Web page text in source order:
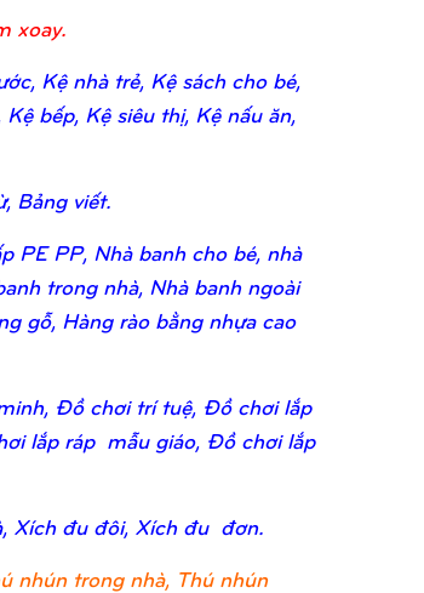
xoay.
Kệ nhà trẻ, Kệ sách cho bé,
bếp, Kệ siêu thị, Kệ nấu ăn,
Bảng viết.
PE PP, Nhà banh cho bé, nhà
trong nhà, Nhà banh ngoài
gỗ, Hàng rào bằng nhựa cao
Đồ chơi trí tuệ, Đồ chơi lắp
lắp ráp mẫu giáo, Đồ chơi lắp
Xích đu đôi, Xích đu đơn.
nhún trong nhà, Thú nhún